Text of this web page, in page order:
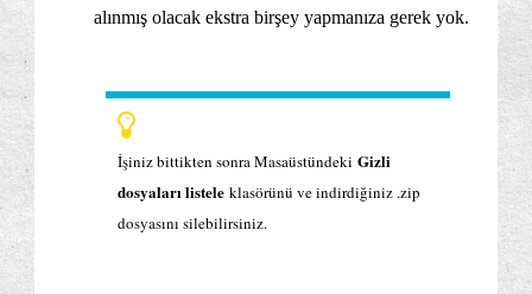
alınmış olacak ekstra birşey yapmanıza gerek yok.
İşiniz bittikten sonra Masaüstündeki Gizli
dosyaları listele klasörünü ve indirdiğiniz .zip
dosyasını silebilirsiniz.